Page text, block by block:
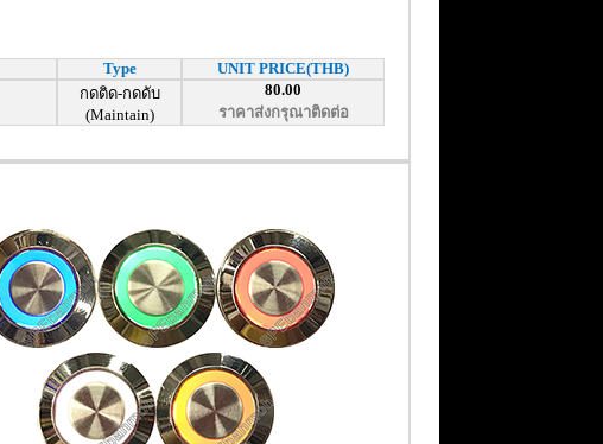
Type
UNIT PRICE(THB)
กดติด-กดดับ
(Maintain)
80.00
ราคาส่งกรุณาติดต่อ